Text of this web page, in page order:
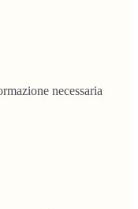
necessaria